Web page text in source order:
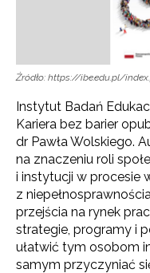
Źródło: https://ibe.edu.pl/
Instytut Badań
Kariera bez barier
dr Pawła Wolskiego.
na znaczeniu roli
i instytucji w procesie
z
przejścia na rynek
strategie, programy i
ułatwić tym osobom
samym przyczyniać